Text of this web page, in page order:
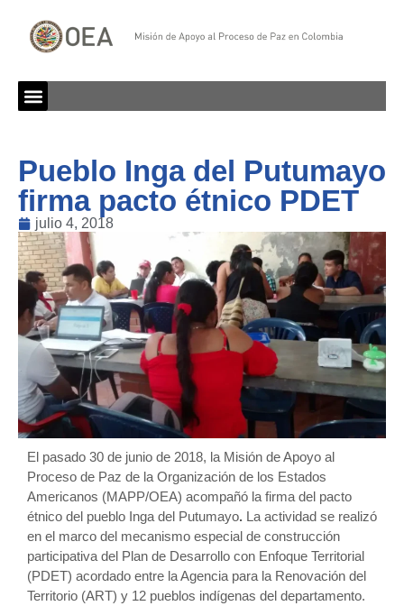
Pueblo Inga del Putumayo
firma pacto étnico PDET
julio 4, 2018
El pasado 30 de junio de 2018, la Misión de Apoyo al
Proceso de Paz de la Organización de los Estados
Americanos (MAPP/OEA) acompañó la firma del pacto
étnico del pueblo Inga del Putumayo. La actividad se realizó
en el marco del mecanismo especial de construcción
participativa del Plan de Desarrollo con Enfoque Territorial
(PDET) acordado entre la Agencia para la Renovación del
Territorio (ART) y 12 pueblos indígenas del departamento.